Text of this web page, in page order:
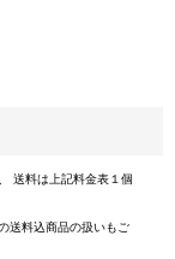
送料は上記料金表１個
送料込商品の扱いもご